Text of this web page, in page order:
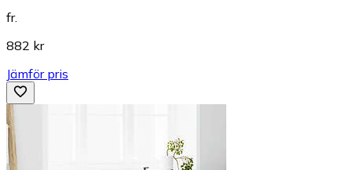
fr.
882 kr
Jämför pris